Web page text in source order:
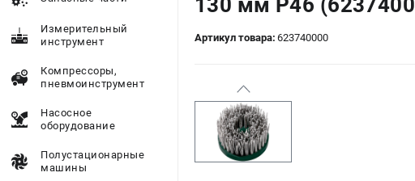
Измерительный
инструмент
Компрессоры,
пневмоинструмент
Насосное
оборудование
Полустационарные
машины
130 мм P46
Артикул товара: 623740000